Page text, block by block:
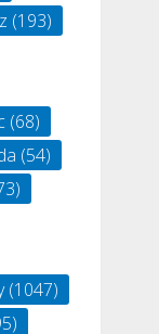
(193)
(68)
(54)
(1047)